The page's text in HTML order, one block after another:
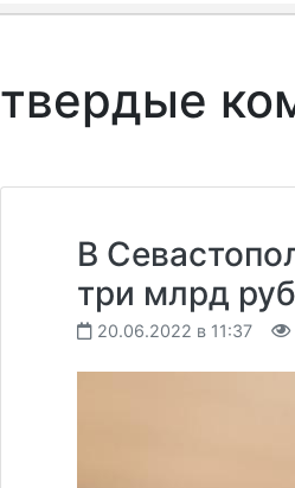
твердые
В
три млрд
20.06.2022 в 11:37